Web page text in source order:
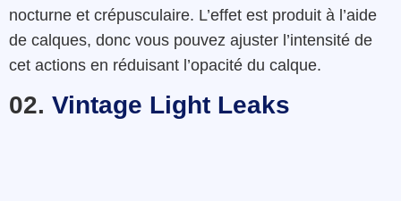
nocturne et crépusculaire. L’effet est produit à l’aide
de calques, donc vous pouvez ajuster l’intensité de
cet actions en réduisant l’opacité du calque.
02. Vintage Light Leaks